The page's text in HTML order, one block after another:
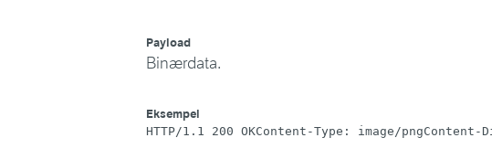
Payload
Binærdata.
Eksempel
HTTP/1.1 200 OKContent-Type: image/